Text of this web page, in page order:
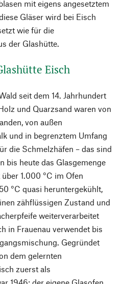
mit eigens angesetztem
Gläser wird bei Eisch
wie für die
der Glashütte.
Eisch
seit dem 14. Jahrhundert
und Quarzsand waren von
von außen
und in begrenztem Umfang
die Schmelzhäfen – das sind
bis heute das Glasgemenge
1.000 °C im Ofen
°C quasi heruntergekühlt,
zähflüssigen Zustand und
weiterverarbeitet
in Frauenau verwendet bis
Gegründet
dem gelernten
zuerst als